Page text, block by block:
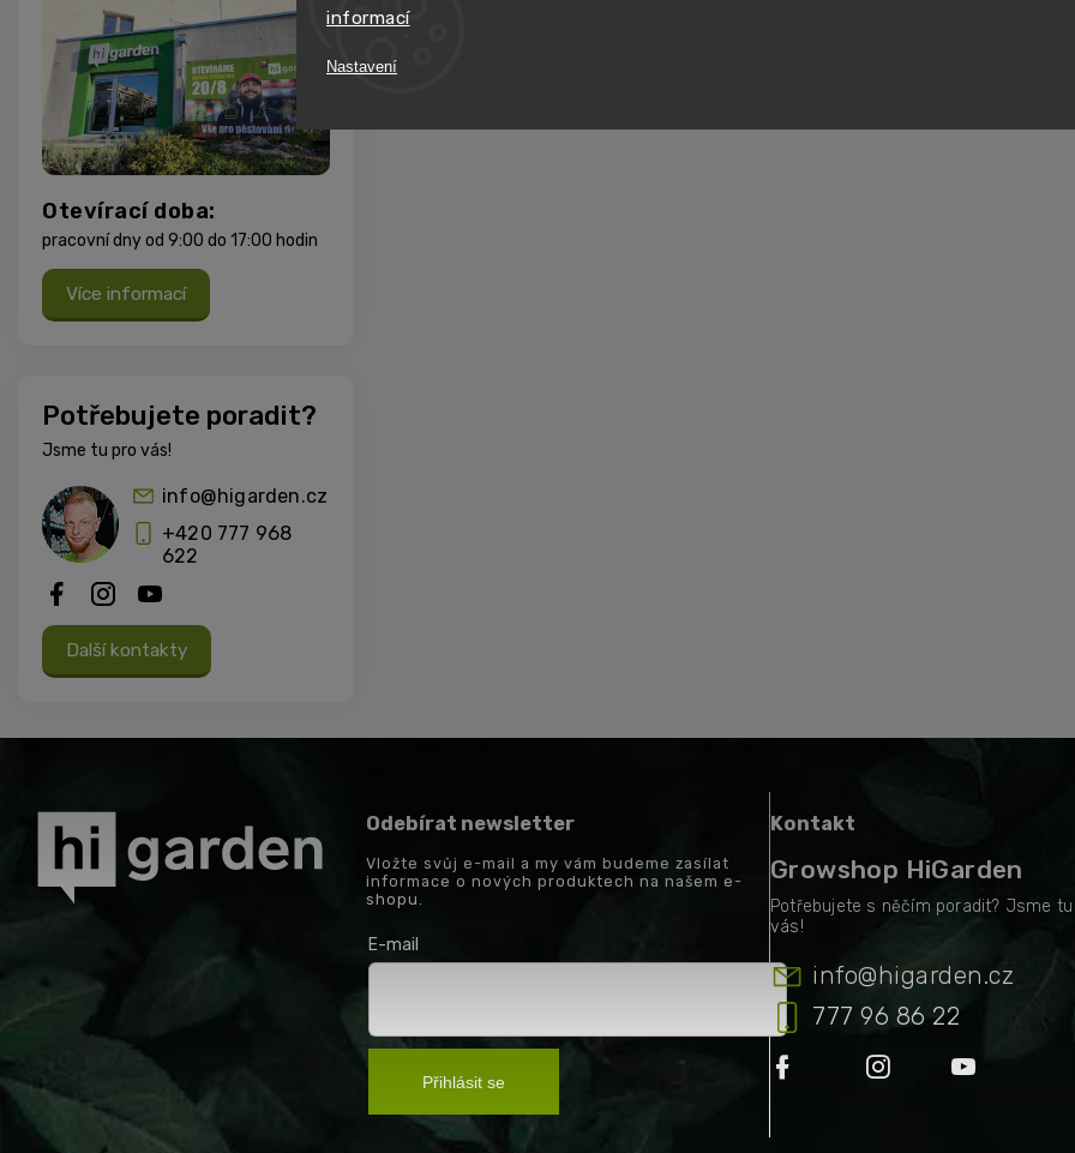
informací
Nastavení
Otevírací doba:
pracovní dny od 9:00 do 17:00 hodin
Více informací
Potřebujete poradit?
Jsme tu pro vás!
info@higarden.cz
+420 777 968
622
Další kontakty
Odebírat newsletter
Vložte svůj e-mail a my vám budeme zasílat
informace o nových produktech na našem e-
shopu.
E-mail
Přihlásit se
Kontakt
Growshop HiGarden
info@higarden.cz
777 96 86 22